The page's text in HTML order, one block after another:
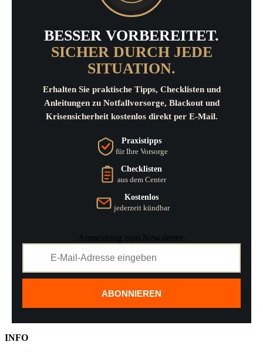
BESSER VORBEREITET.
SICHER DURCH JEDE
SITUATION.
Erhalten Sie praktische Tipps, Checklisten und
Anleitungen zu Notfallvorsorge, Blackout und
Krisensicherheit kostenlos direkt per E-Mail.
Praxistipps
für Ihre Vorsorge
Checklisten
aus dem Center
Kostenlos
jederzeit kündbar
Anmeldung zum Newsletter:
ABONNIEREN
INFO